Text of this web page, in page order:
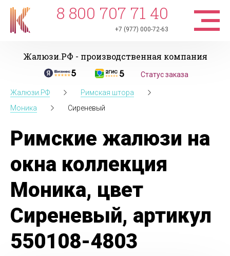
8 800 707 71 40
+7 (977) 000-72-63
Жалюзи.РФ - производственная компания
Статус заказа
Жалюзи.РФ
Римская штора
Моника
Сиреневый
Римские жалюзи на
окна коллекция
Моника, цвет
Сиреневый, артикул
550108-4803